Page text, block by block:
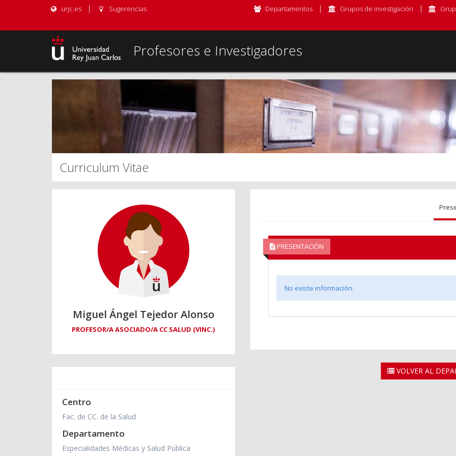
urjc.es Sugerencias Departamentos Grupos de investigación
Profesores e Investigadores
Curriculum Vitae
Miguel Ángel Tejedor Alonso
PROFESOR/A ASOCIADO/A CC SALUD (VINC.)
Centro
Fac. de CC. de la Salud
Departamento
Especialidades Médicas y Salud Pública
PRESENTACIÓN
No existe información.
VOLVER AL